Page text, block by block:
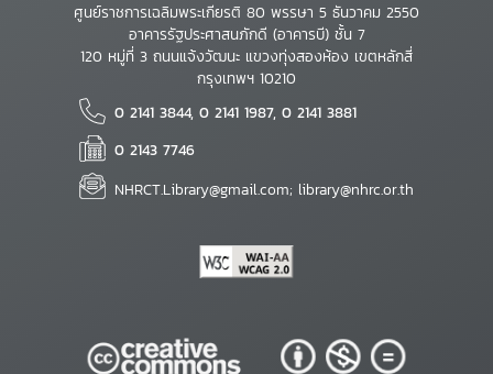
ศูนย์ราชการเฉลิมพระเกียรติ 80 พรรษา 5 ธันวาคม 2550
อาคารรัฐประศาสนภักดี (อาคารบี) ชั้น 7
120 หมู่ที่ 3 ถนนแจ้งวัฒนะ แขวงทุ่งสองห้อง เขตหลักสี่
กรุงเทพฯ 10210
0 2141 3844, 0 2141 1987, 0 2141 3881
0 2143 7746
NHRCT.Library@gmail.com; library@nhrc.or.th